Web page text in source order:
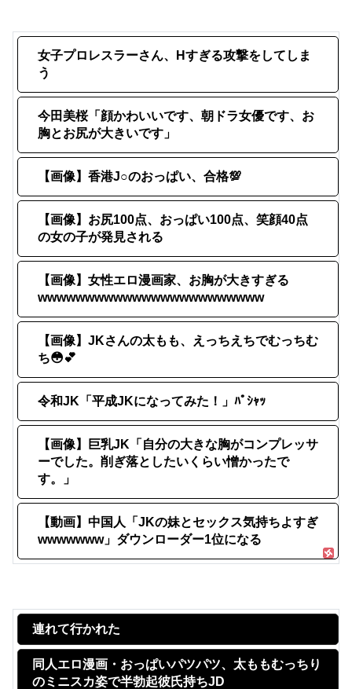
女子プロレスラーさん、Hすぎる攻撃をしてしま
う
今田美桜「顔かわいいです、朝ドラ女優です、お
胸とお尻が大きいです」
【画像】香港J○のおっぱい、合格💯
【画像】お尻100点、おっぱい100点、笑顔40点
の女の子が発見される
【画像】女性エロ漫画家、お胸が大きすぎる
wwwwwwwwwwwwwwwwwwwwwwww
【画像】JKさんの太もも、えっちえちでむっちむ
ち😳💕
令和JK「平成JKになってみた！」ﾊﾟｼｬｯ
【画像】巨乳JK「自分の大きな胸がコンプレッサ
ーでした。削ぎ落としたいくらい憎かったで
す。」
【動画】中国人「JKの妹とセックス気持ちよすぎ
wwwwwww」ダウンローダー1位になる
連れて行かれた
同人エロ漫画・おっぱいパツパツ、太ももむっちり
のミニスカ姿で半勃起彼氏持ちJD